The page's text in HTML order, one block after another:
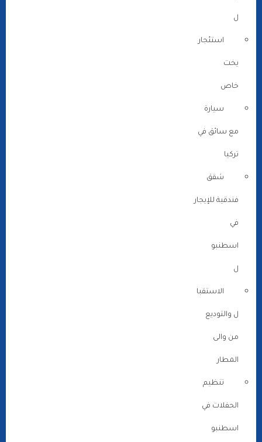
ل
استئجار
يخت
خاص
سيارة
مع سائق في
تركيا
شقق
فندقية للإيجار
في
اسطنبو
ل
الاستقبا
ل والتوديع
من والى
المطار
تنظيم
الحفلات في
اسطنبو